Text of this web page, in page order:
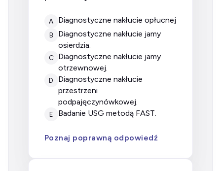
A diagnostyczne nakłucie opłucnej
B
diagnostyczne nakłucie jamy
osierdzia.
C
diagnostyczne nakłucie jamy
otrzewnowej.
D
diagnostyczne nakłucie
przestrzeni
podpajęczynówkowej.
E badanie USG metodą FAST.
Poznaj poprawną odpowiedź